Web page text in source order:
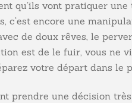
qu’ils vont pratiquer
c’est encore une
de doux rêves, le
est de le fuir, vous ne
votre départ dans le
prendre une décision